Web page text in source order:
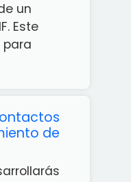
un
Este
para
de